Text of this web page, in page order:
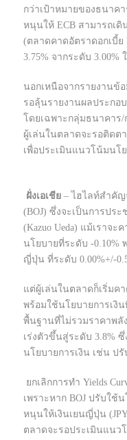
กว่าเป้าหมายของธนาคา
หนุนให้ ECB สามารถเ
(ตลาดคาดอัตราดอกเบี้ย
3.75% จากระดับ 3.00%
นอกเหนือจากรายงานข้
รอลุ้นรายงานผลประกอ
โดยเฉพาะกลุ่มธนาคาร/
ผู้เล่นในตลาดจะรอติดต
เพื่อประเมินแนวโน้มนโ
ฝั่งเอเชีย – ไฮไลท์สำคั
(BOJ) ซึ่งจะเป็นการปร
(Kazuo Ueda) แม้เราจะ
นโยบายที่ระดับ -0.10%
ญี่ปุ่น ที่ระดับ 0.00%+/-
แต่ผู้เล่นในตลาดก็เริ่มค
พร้อมใช้นโยบายการเงิ
พื้นฐานที่ไม่รวมราคาพลั
เร่งตัวขึ้นสู่ระดับ 3.8%
นโยบายการเงิน เช่น ป
ยกเลิกการทำ Yields
เพราะหาก BOJ ปรับใช้
หนุนให้เงินเยนญี่ปุ่น
ตลาดจะรอประเมินแนว